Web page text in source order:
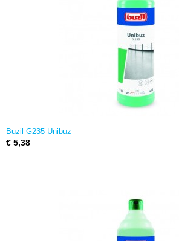
Buzil G235 Unibuz
€ 5,38